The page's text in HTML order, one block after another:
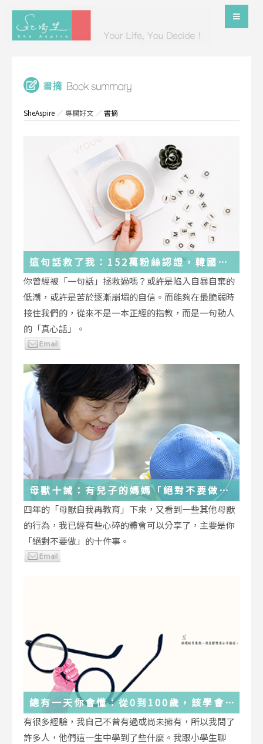
SheAspire ／專欄好文 ／書摘
這句話救了我：152萬粉絲認證，韓國最
受歡迎的YouTuber「國民姐姐」金美敬
為跌落情緒深淵的你雪中送炭！
你曾經被「一句話」拯救過嗎？或許是陷入自暴自棄的
低潮，或許是苦於逐漸崩塌的自信。而能夠在最脆弱時
接住我們的，從來不是一本正經的指教，而是一句動人
的「真心話」。
母獸十誡：有兒子的媽媽「絕對不要做」
的十件事
四年的「母獸自我再教育」下來，又看到一些其他母獸
的行為，我已經有些心碎的體會可以分享了，主要是你
「絕對不要做」的十件事。
總有一天你會懂：從0到100歲，該學會
的人生大事，都在這些生活的小事裡了
有很多經驗，我自己不曾有過或尚未擁有，所以我問了
許多人，他們這一生中學到了些什麼。我跟小學生聊